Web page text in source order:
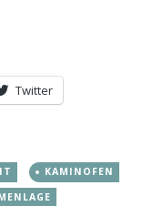
Twitter
KAMINOFEN